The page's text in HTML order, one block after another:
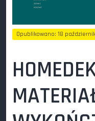
Opublikowano: 18